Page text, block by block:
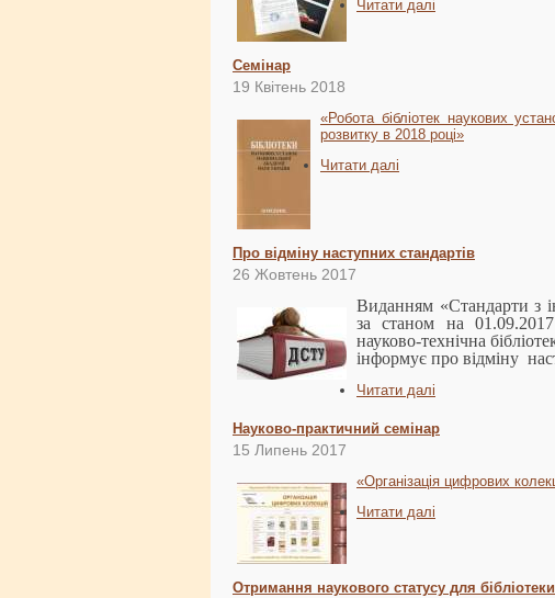
Читати далі
Семінар
19 Квітень 2018
«Робота бібліотек наукових
розвитку в 2018 році»
Читати далі
Про відміну наступних стандартів
26 Жовтень 2017
Виданням «Стандарти з
за станом на
науково-технічна
інформує про відміну
Читати далі
Науково-практичний семінар
15 Липень 2017
«Організація цифрових
Читати далі
Отримання наукового статусу для